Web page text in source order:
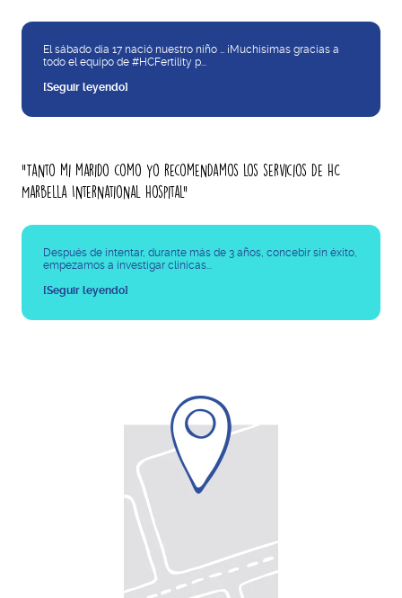
El sábado día 17 nació nuestro niño … ¡Muchísimas gracias a
todo el equipo de #HCFertility p...
[Seguir leyendo]
"Tanto mi marido como yo recomendamos los servicios de HC
Marbella International Hospital"
Después de intentar, durante más de 3 años, concebir sin éxito,
empezamos a investigar clínicas...
[Seguir leyendo]